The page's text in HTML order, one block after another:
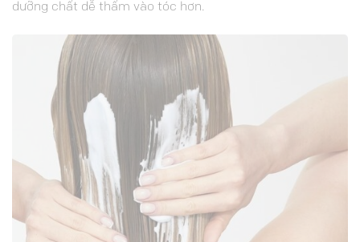
dưỡng chất dễ thấm vào tóc hơn.